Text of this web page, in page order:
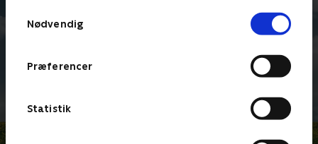
Nødvendig
Præferencer
Statistik